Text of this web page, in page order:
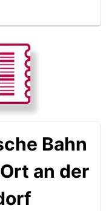
Bahn
an der